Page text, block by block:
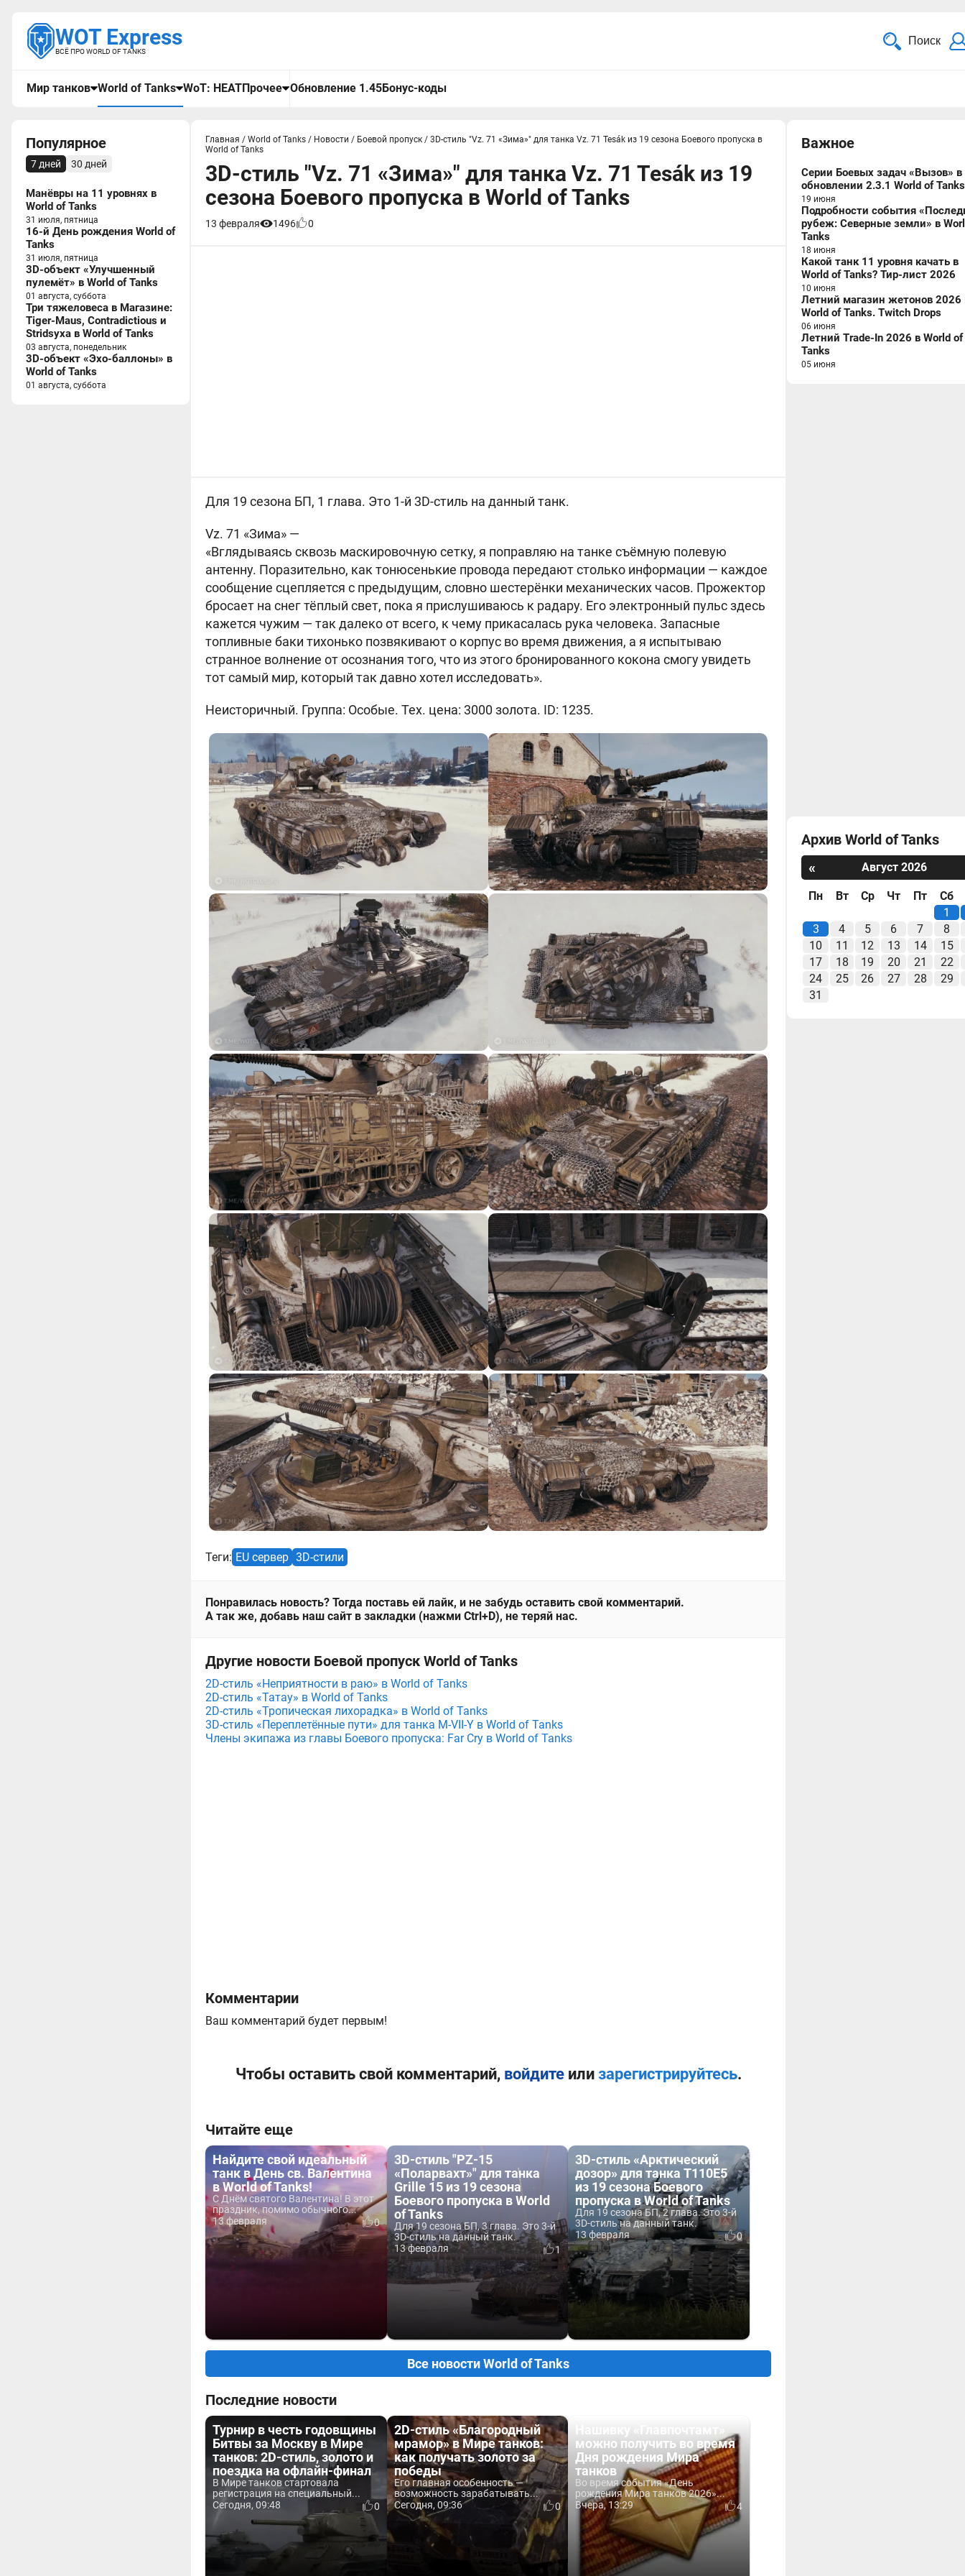
WOT Express
ВСЁ ПРО WORLD OF TANKS
Поиск
Мир танков World of Tanks WoT: HEATПрочее Обновление 1.45Бонус-коды
Популярное
7 дней 30 дней
Манёвры на 11 уровнях в
World of Tanks
31 июля, пятница
16-й День рождения World of
Tanks
31 июля, пятница
3D-объект «Улучшенный
пулемёт» в World of Tanks
01 августа, суббота
Три тяжеловеса в Магазине:
Tiger-Maus, Contradictious и
Stridsyxa в World of Tanks
03 августа, понедельник
3D-объект «Эхо-баллоны» в
World of Tanks
01 августа, суббота
Главная / World of Tanks / Новости / Боевой пропуск / 3D-стиль "Vz. 71 «Зима»" для танка Vz. 71 Tesák из 19 сезона Боевого пропуска в
World of Tanks
3D-стиль "Vz. 71 «Зима»" для танка Vz. 71 Tesák из 19
сезона Боевого пропуска в World of Tanks
13 февраля 1496 0
Для 19 сезона БП, 1 глава. Это 1-й 3D-стиль на данный танк.
Vz. 71 «Зима» —
«Вглядываясь сквозь маскировочную сетку, я поправляю на танке съёмную полевую
антенну. Поразительно, как тонюсенькие провода передают столько информации — каждое
сообщение сцепляется с предыдущим, словно шестерёнки механических часов. Прожектор
бросает на снег тёплый свет, пока я прислушиваюсь к радару. Его электронный пульс здесь
кажется чужим — так далеко от всего, к чему прикасалась рука человека. Запасные
топливные баки тихонько позвякивают о корпус во время движения, а я испытываю
странное волнение от осознания того, что из этого бронированного кокона смогу увидеть
тот самый мир, который так давно хотел исследовать».
Неисторичный. Группа: Особые. Тех. цена: 3000 золота. ID: 1235.
Теги: EU сервер 3D-стили
Понравилась новость? Тогда поставь ей лайк, и не забудь оставить свой комментарий.
А так же, добавь наш сайт в закладки (нажми Ctrl+D), не теряй нас.
Другие новости Боевой пропуск World of Tanks
2D-стиль «Неприятности в раю» в World of Tanks
2D-стиль «Татау» в World of Tanks
2D-стиль «Тропическая лихорадка» в World of Tanks
3D-стиль «Переплетённые пути» для танка M⁠-⁠VII⁠-⁠Y в World of Tanks
Члены экипажа из главы Боевого пропуска: Far Cry в World of Tanks
Комментарии
Ваш комментарий будет первым!
Чтобы оставить свой комментарий, войдитеили зарегистрируйтесь.
Читайте еще
Найдите свой идеальный
танк в День св. Валентина
в World of Tanks!
С Днём святого Валентина! В этот
праздник, помимо обычного...
13 февраля
0
3D-стиль "PZ-15
«Поларвахт»" для танка
Grille 15 из 19 сезона
Боевого пропуска в World
of Tanks
Для 19 сезона БП, 3 глава. Это 3-й
3D-стиль на данный танк.
13 февраля
1
3D-стиль «Арктический
дозор» для танка T110E5
из 19 сезона Боевого
пропуска в World of Tanks
Для 19 сезона БП, 2 глава. Это 3-й
3D-стиль на данный танк.
13 февраля
0
Все новости World of Tanks
Последние новости
Турнир в честь годовщины
Битвы за Москву в Мире
танков: 2D-стиль, золото и
поездка на офлайн-финал
В Мире танков стартовала
регистрация на специальный...
Сегодня, 09:48
0
2D-стиль «Благородный
мрамор» в Мире танков:
как получать золото за
победы
Его главная особенность —
возможность зарабатывать...
Сегодня, 09:36
0
Нашивку «Главпочтамт»
можно получить во время
Дня рождения Мира
танков
Во время события «День
рождения Мира танков 2026»...
Вчера, 13:29
4
Важное
Серии Боевых задач «Вызов» в
обновлении 2.3.1 World of Tanks
19 июня
Подробности события
рубеж: Северные земли» в
Tanks
18 июня
Какой танк 11 уровня качать в
World of Tanks? Тир-лист 2026
10 июня
Летний магазин жетонов 2026
World of Tanks. Twitch Drops
06 июня
Летний Trade-In 2026 в World of
Tanks
05 июня
Архив World of Tanks
«
Август 2026
Пн Вт Ср Чт Пт
Сб
1
3
4 5 6 7
8
10
11 12 13 14
15
17
18 19 20 21
22
24
25 26 27 28
29
31